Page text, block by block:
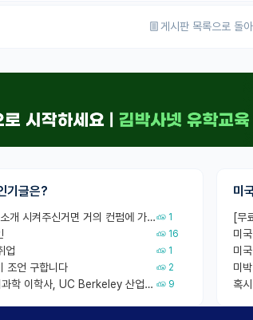
게시판 목록으로 돌아
기글은?
컨택이후 랩매니저, PhD학생들 소개 시켜주신거면 거의 컨펌에 가깝나요? 1
16
업 1
조언 구합니다 2
Korea University 수학, 컴퓨터과학 이학사, UC Berkeley 산업공학 대학원 공학박사가 되는 것은 쉽지 않겠죠? 9
미
미
미
미
혹